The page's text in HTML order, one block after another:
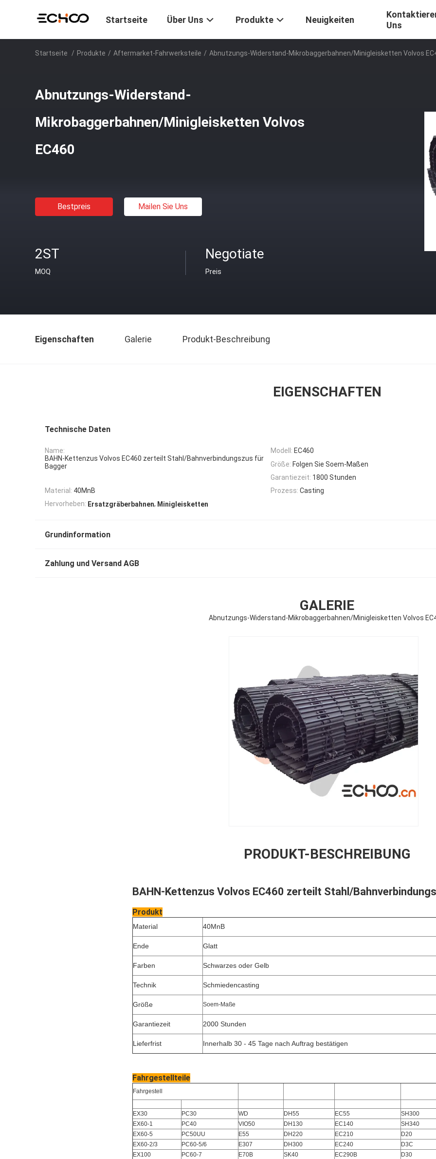
Startseite Über Uns Produkte Neuigkeiten
Uns
Startseite / Produkte / Aftermarket-Fahrwerksteile / Abnutzungs-Widerstand-Mikrobaggerbahnen/Minigleisketten Volvos
Abnutzungs-Widerstand-
Mikrobaggerbahnen/Minigleisketten Volvos
EC460
Bestpreis Mailen Sie Uns
2ST
MOQ
Negotiate
Preis
Eigenschaften Galerie Produkt-Beschreibung
EIGENSCHAFTEN
Technische Daten
Name:
BAHN-Kettenzus Volvos EC460 zerteilt Stahl/Bahnverbindungszus für
Bagger
Modell: EC460
Größe: Folgen Sie Soem-Maßen
Garantiezeit: 1800 Stunden
Material: 40MnB Prozess: Casting
Hervorheben: Ersatzgräberbahnen, Minigleisketten
Grundinformation
Zahlung und Versand AGB
GALERIE
Abnutzungs-Widerstand-Mikrobaggerbahnen/Minigleisketten Volvos
PRODUKT-BESCHREIBUNG
BAHN-Kettenzus Volvos EC460 zerteilt Stahl/
Produkt
Material 40MnB
Ende Glatt
Farben Schwarzes oder Gelb
Technik Schmiedencasting
Größe Soem-Maße
Garantiezeit 2000 Stunden
Lieferfrist Innerhalb 30 - 45 Tage nach Auftrag bestätigen
Fahrgestellteile
Fahrgestell
EX30 PC30 WD DH55 EC55
SH300
EX60-1
PC40 VIO50 DH130 EC140
SH340
EX60-5
PC50UU E55 DH220 EC210
D20
EX60-2/3
PC60-5/6 E307 DH300 EC240
D3C
EX100
PC60-7 E70B SK40 EC290B
D30